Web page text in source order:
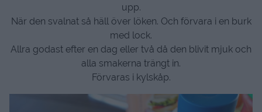
upp.
När den svalnat så häll över löken. Och förvara i en burk
med lock.
Allra godast efter en dag eller två då den blivit mjuk och
alla smakerna trängt in.
Förvaras i kylskåp.